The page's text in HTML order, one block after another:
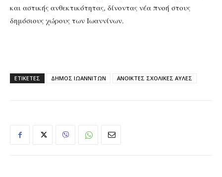
και αστικής ανθεκτικότητας, δίνοντας νέα πνοή στους
δημόσιους χώρους των Ιωαννίνων.
ΕΤΙΚΕΤΕΣ ΔΗΜΟΣ ΙΩΑΝΝΙΤΩΝ ΑΝΟΙΚΤΕΣ ΣΧΟΛΙΚΕΣ ΑΥΛΕΣ